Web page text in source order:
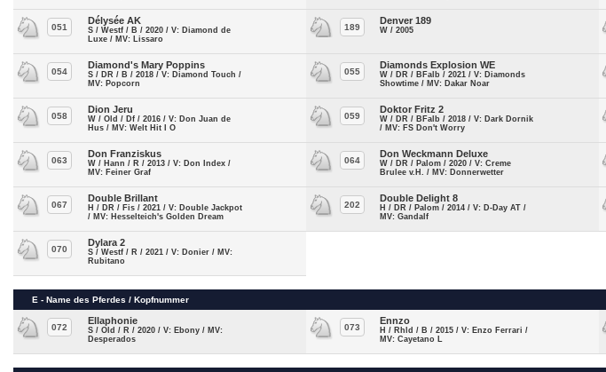
051
Délysée AK
S / Westf / B / 2020 / V: Diamond de
Luxe / MV: Lissaro
189
Denver 189
W / 2005
054
Diamond's Mary Poppins
S / DR / B / 2018 / V: Diamond Touch /
MV: Popcorn
055
Diamonds Explosion WE
W / DR / BFalb / 2021 / V: Diamonds
Showtime / MV: Dakar Noar
058
Dion Jeru
W / Old / Df / 2016 / V: Don Juan de
Hus / MV: Welt Hit I O
059
Doktor Fritz 2
W / DR / BFalb / 2018 / V: Dark Dornik
/ MV: FS Don't Worry
063
Don Franziskus
W / Hann / R / 2013 / V: Don Index /
MV: Feiner Graf
064
Don Weckmann Deluxe
W / DR / Palom / 2020 / V: Creme
Brulee v.H. / MV: Donnerwetter
067
Double Brillant
H / DR / Fis / 2021 / V: Double Jackpot
/ MV: Hesselteich's Golden Dream
202
Double Delight 8
H / DR / Palom / 2014 / V: D-Day AT /
MV: Gandalf
070
Dylara 2
S / Westf / R / 2021 / V: Donier / MV:
Rubitano
E - Name des Pferdes / Kopfnummer
072
Ellaphonie
S / Old / R / 2020 / V: Ebony / MV:
Desperados
073
Ennzo
H / Rhld / B / 2015 / V: Enzo Ferrari /
MV: Cayetano L